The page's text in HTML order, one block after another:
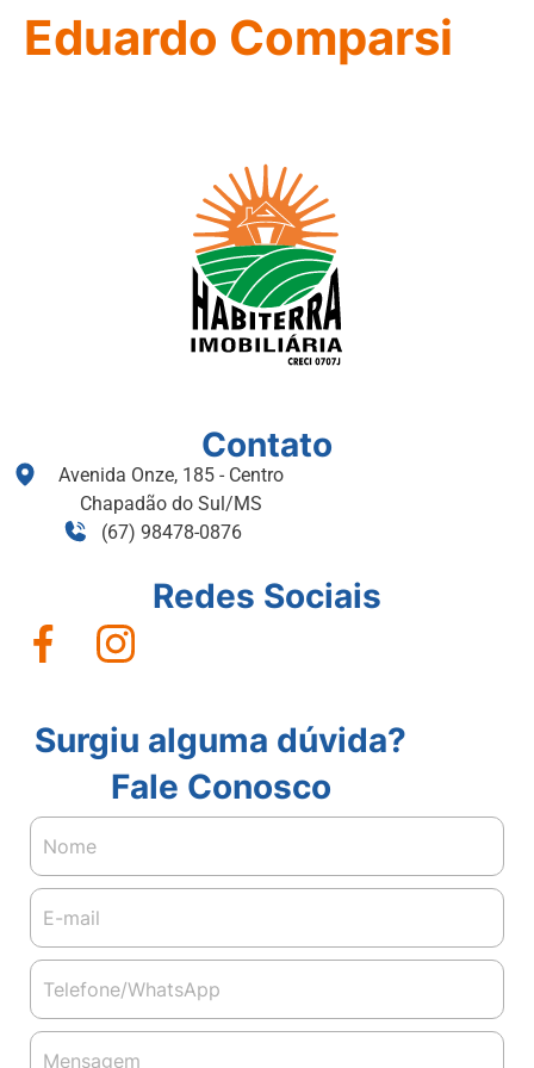
Eduardo Comparsi
Contato
Avenida Onze, 185 - Centro
Chapadão do Sul/MS
(67) 98478-0876
Redes Sociais
Surgiu alguma dúvida?
Fale Conosco